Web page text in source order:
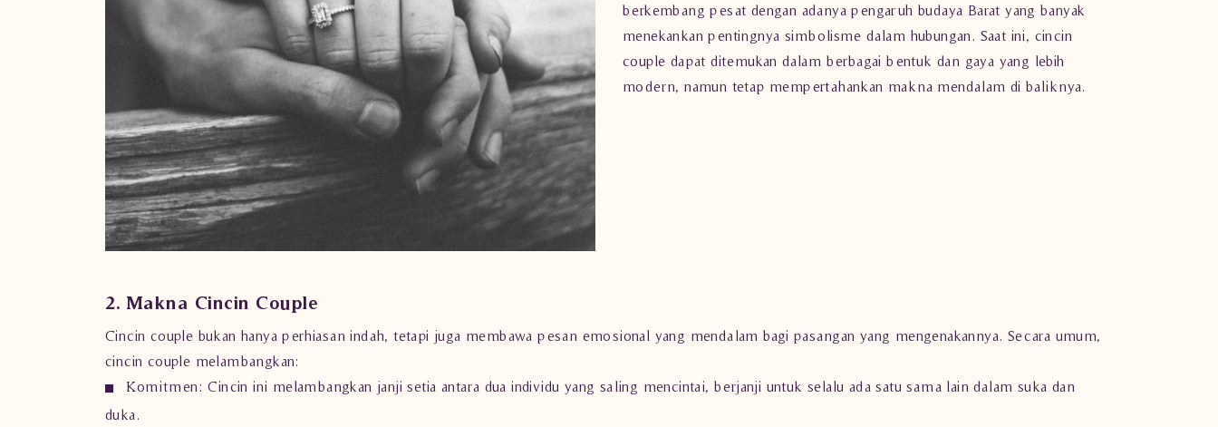
berkembang pesat dengan adanya pengaruh budaya Barat yang banyak
menekankan pentingnya simbolisme dalam hubungan. Saat ini, cincin
couple dapat ditemukan dalam berbagai bentuk dan gaya yang lebih
modern, namun tetap mempertahankan makna mendalam di baliknya.
2. Makna Cincin Couple
Cincin couple bukan hanya perhiasan indah, tetapi juga membawa pesan emosional yang mendalam bagi pasangan yang mengenakannya. Secara umum,
cincin couple melambangkan:
Komitmen: Cincin ini melambangkan janji setia antara dua individu yang saling mencintai, berjanji untuk selalu ada satu sama lain dalam suka dan
duka.